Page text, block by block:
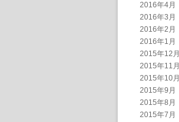
2016年4月
2016年3月
2016年2月
2016年1月
2015年12月
2015年11月
2015年10月
2015年9月
2015年8月
2015年7月